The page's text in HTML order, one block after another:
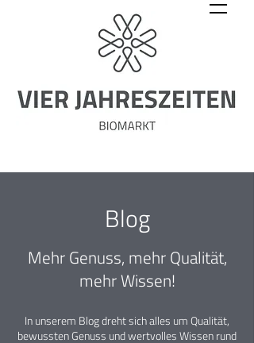
Blog
Mehr Genuss, mehr Qualität,
mehr Wissen!
In unserem Blog dreht sich alles um Qualität,
bewussten Genuss und wertvolles Wissen rund